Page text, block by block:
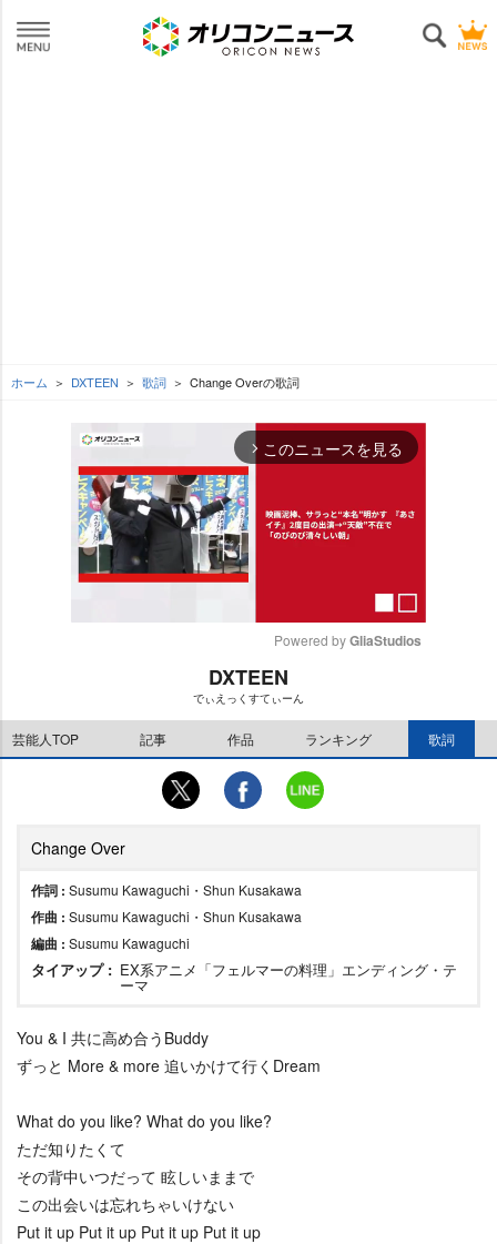
ホーム DXTEEN 歌詞 Change Overの歌詞
arrow_forward_ios このニュースを見る
e
Powered by GliaStudios
DXTEEN
でぃえっくすてぃーん
芸能人TOP 記事 作品 ランキング 歌詞
Change Over
作詞 : Susumu Kawaguchi・Shun Kusakawa
作曲 : Susumu Kawaguchi・Shun Kusakawa
編曲 : Susumu Kawaguchi
タイアップ : EX系アニメ「フェルマーの料理」エンディング・テ
ーマ
You & I 共に高め合うBuddy
ずっと More & more 追いかけて行くDream
What do you like? What do you like?
ただ知りたくて
その背中いつだって 眩しいままで
この出会いは忘れちゃいけない
Put it up Put it up Put it up Put it up